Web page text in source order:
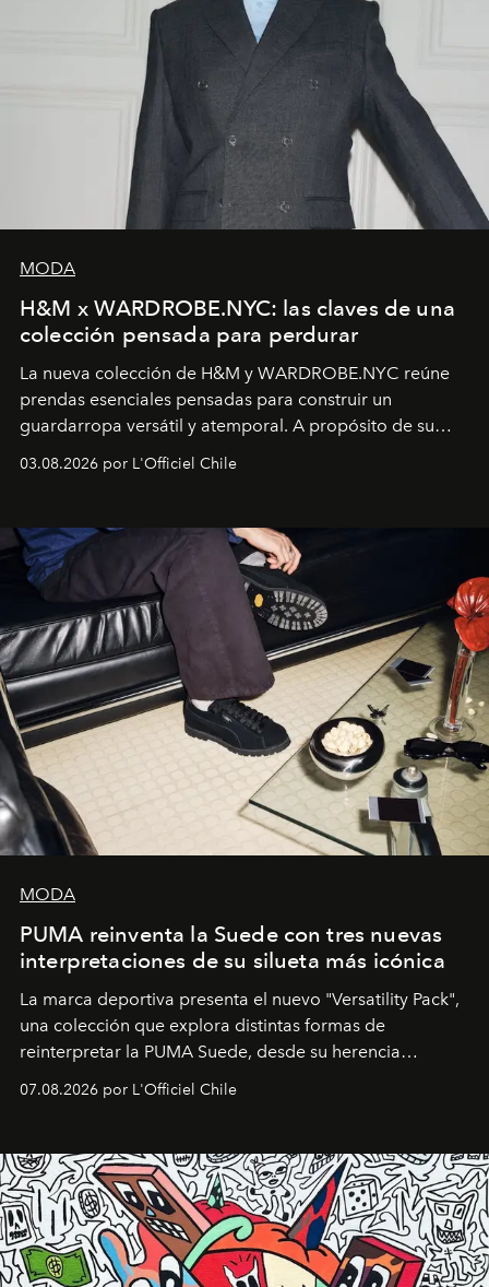
MODA
H&M x WARDROBE.NYC: las claves de una
colección pensada para perdurar
La nueva colección de H&M y WARDROBE.NYC reúne
prendas esenciales pensadas para construir un
guardarropa versátil y atemporal. A propósito de su
lanzamiento, los fundadores de la firma neoyorquina y
la asesora creativa y jefa de diseño global de la marca
y la filosofía detrás de la propuesta.
03.08.2026 por L'Officiel Chile
MODA
PUMA reinventa la Suede con tres nuevas
interpretaciones de su silueta más icónica
La marca deportiva presenta el nuevo "Versatility Pack",
una colección que explora distintas formas de
reinterpretar la PUMA Suede, desde su herencia
deportiva hasta una mirada moderna inspirada en el
diseño y el universo outdoor.
07.08.2026 por L'Officiel Chile